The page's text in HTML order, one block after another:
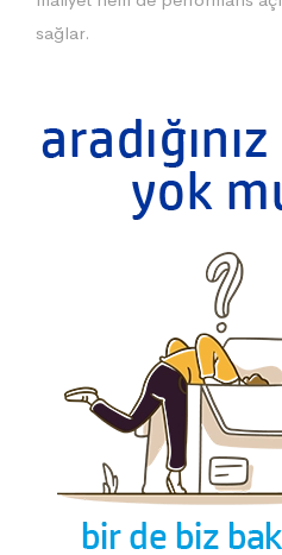
sağlar.